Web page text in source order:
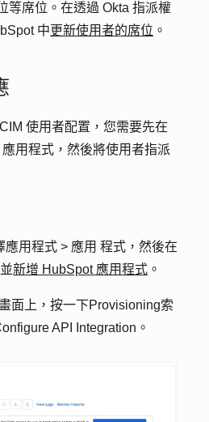
等席位。在透過 Okta 指派權
中更新使用者的席位 。
使用者配置，您需要先在
用程式，然後將使用者指派
應用程式 > 應用 程式 ，然後在
新增 HubSpot 應用程式 。
面上，按一下Provisioning索
API Integration 。